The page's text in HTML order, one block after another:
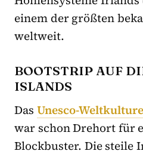
einem der größten
weltweit.
BOOTSTRIP AUF
ISLANDS
Das Unesco-
war schon Drehort für
Blockbuster. Die steile